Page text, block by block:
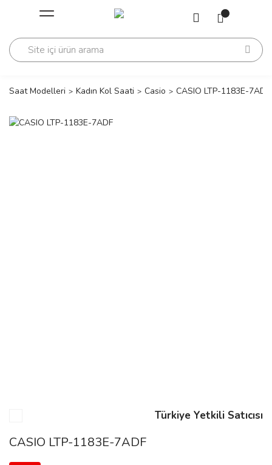
Geri Dön
Geri Dön
Saat Modelleri Kadın Kol Saati Casio CASIO LTP-1183E-7ADF
Türkiye Yetkili Satıcısı
CASIO LTP-1183E-7ADF